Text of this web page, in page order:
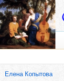
Елена Копытова